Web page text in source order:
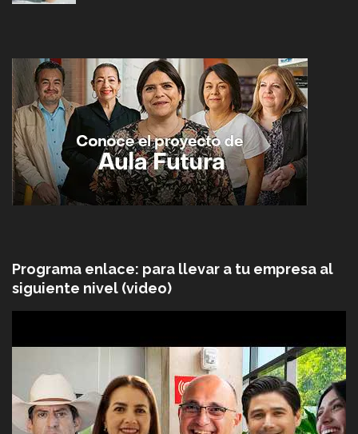
Programa enlace: para llevar a tu empresa al
siguiente nivel (video)